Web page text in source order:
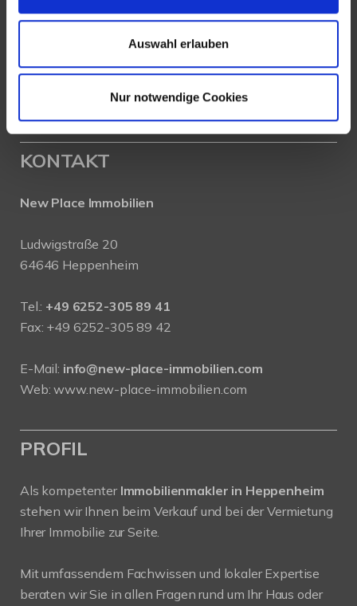
Auswahl erlauben
Nur notwendige Cookies
KONTAKT
New Place Immobilien
Ludwigstraße 20
64646 Heppenheim
Tel.: +49 6252-305 89 41
Fax: +49 6252-305 89 42
E-Mail: info@new-place-immobilien.com
Web:www.new-place-immobilien.com
PROFIL
Als kompetenter Immobilienmakler in Heppenheim
stehen wir Ihnen beim Verkauf und bei der Vermietung
Ihrer Immobilie zur Seite.
Mit umfassendem Fachwissen und lokaler Expertise
beraten wir Sie in allen Fragen rund um Ihr Haus oder